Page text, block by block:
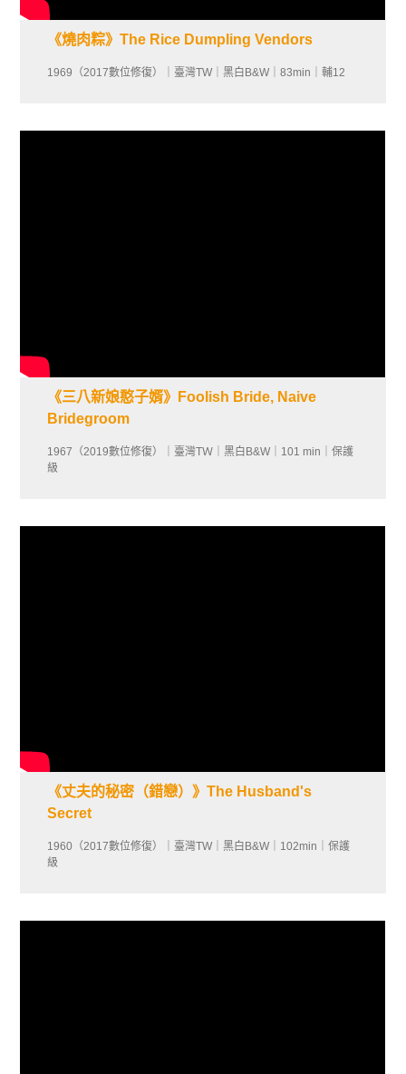
《燒肉粽》The Rice Dumpling Vendors
1969（2017數位修復）｜臺灣TW｜黑白B&W｜83min｜輔12
《三八新娘憨子婿》Foolish Bride, Naive
Bridegroom
1967（2019數位修復）｜臺灣TＷ｜黑白B&W｜101 min｜保護
級
《丈夫的秘密（錯戀）》The Husband's
Secret
1960（2017數位修復）｜臺灣TW｜黑白B&W｜102min｜保護
級